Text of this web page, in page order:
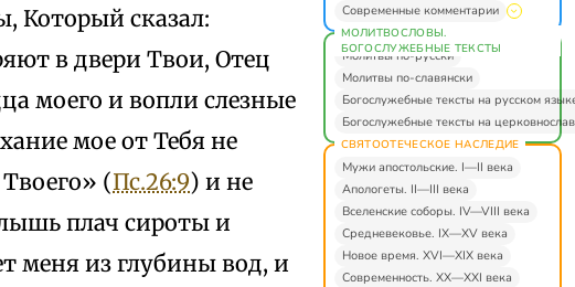
Который сказал:
в двери Твои, Отец
моего и вопли слезные
мое от Тебя не
(Пс.26:9) и не
плач сироты и
меня из глубины вод, и
Современные комментарии
МОЛИТВОСЛОВЫ.
БОГОСЛУЖЕБНЫЕ ТЕКСТЫ
Молитвы по-русски
Молитвы по-славянски
Богослужебные тексты на русском
Богослужебные тексты на
СВЯТООТЕЧЕСКОЕ НАСЛЕДИЕ
Мужи апостольские. I—II века
Апологеты. II—III века
Вселенские соборы. IV—VIII века
Средневековье. IX—XV века
Новое время. XVI—XIX века
Современность. XX—XXI века